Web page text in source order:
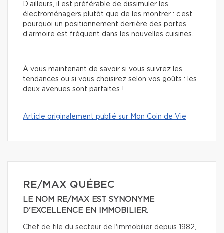
D’ailleurs, il est préférable de dissimuler les
électroménagers plutôt que de les montrer : c’est
pourquoi un positionnement derrière des portes
d’armoire est fréquent dans les nouvelles cuisines.
À vous maintenant de savoir si vous suivrez les
tendances ou si vous choisirez selon vos goûts : les
deux avenues sont parfaites !
Article originalement publié sur Mon Coin de Vie
RE/MAX QUÉBEC
LE NOM RE/MAX EST SYNONYME
D'EXCELLENCE EN IMMOBILIER.
Chef de file du secteur de l'immobilier depuis 1982,